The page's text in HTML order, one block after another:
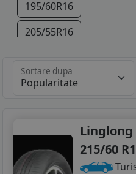
195/60R16
205/55R16
215/60R16
225/50R17
235/55R17
Sortare dupa
Linglong
215/60